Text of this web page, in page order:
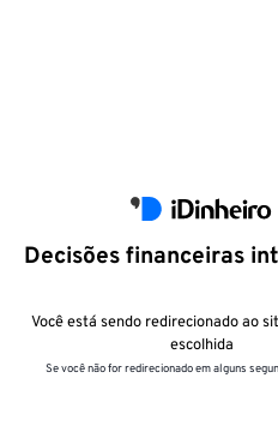
Decisões financeiras
Você está sendo redirecionado ao
escolhida
Se você não for redirecionado em alguns